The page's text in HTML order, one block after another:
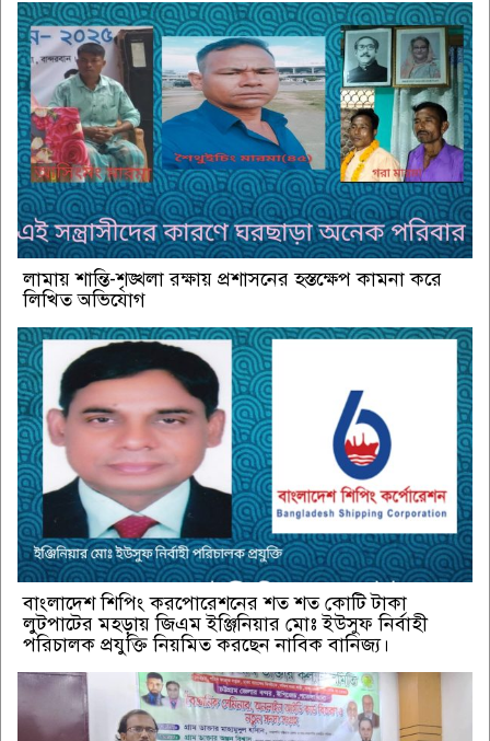
লামায় শান্তি-শৃঙ্খলা রক্ষায় প্রশাসনের হস্তক্ষেপ কামনা করে
লিখিত অভিযোগ
বাংলাদেশ শিপিং করপোরেশনের শত শত কোটি টাকা
লুটপাটের মহড়ায় জিএম ইঞ্জিনিয়ার মোঃ ইউসুফ নির্বাহী
পরিচালক প্রযুক্তি নিয়মিত করছেন নাবিক বানিজ্য।